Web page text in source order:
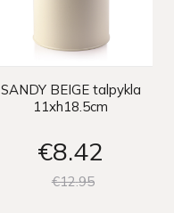
SANDY BEIGE talpykla
11xh18.5cm
€8 42
€1295